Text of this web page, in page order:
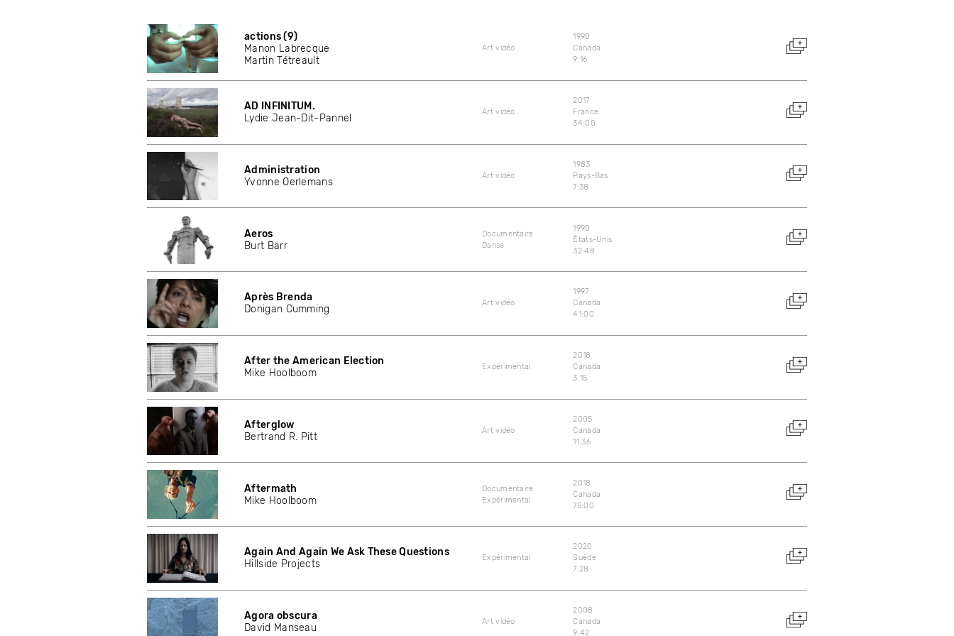
actions (9)
Manon Labrecque
Martin Tétreault
Art vidéo
1990
Canada
9:16
AD INFINITUM.
Lydie Jean-Dit-Pannel
Art vidéo
2017
France
34:00
Administration
Yvonne Oerlemans
Art vidéo
1983
Pays-Bas
7:38
Aeros
Burt Barr
Documentaire
Danse
1990
États-Unis
32:48
Après Brenda
Donigan Cumming
Art vidéo
1997
Canada
41:00
After the American Election
Mike Hoolboom
Expérimental
2018
Canada
3:15
Afterglow
Bertrand R. Pitt
Art vidéo
2005
Canada
11:36
Aftermath
Mike Hoolboom
Documentaire
Expérimental
2018
Canada
75:00
Again And Again We Ask These Questions
Hillside Projects
Expérimental
2020
Suède
7:28
Agora obscura
David Manseau
Art vidéo
2008
Canada
9:42